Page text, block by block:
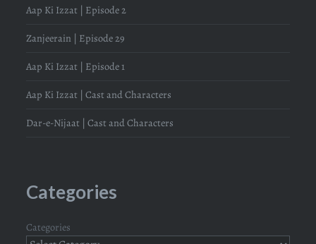
Aap Ki Izzat | Episode 2
Zanjeerain | Episode 29
Aap Ki Izzat | Episode 1
Aap Ki Izzat | Cast and Characters
Dar-e-Nijaat | Cast and Characters
Categories
Categories